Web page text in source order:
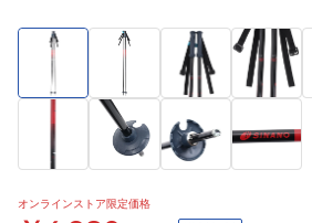
オンラインストア限定価格